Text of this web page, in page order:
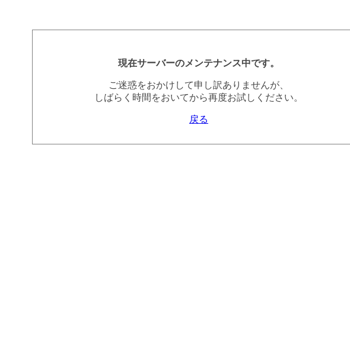
現在サーバーのメンテナンス中です。
ご迷惑をおかけして申し訳ありませんが、
しばらく時間をおいてから再度お試しください。
戻る